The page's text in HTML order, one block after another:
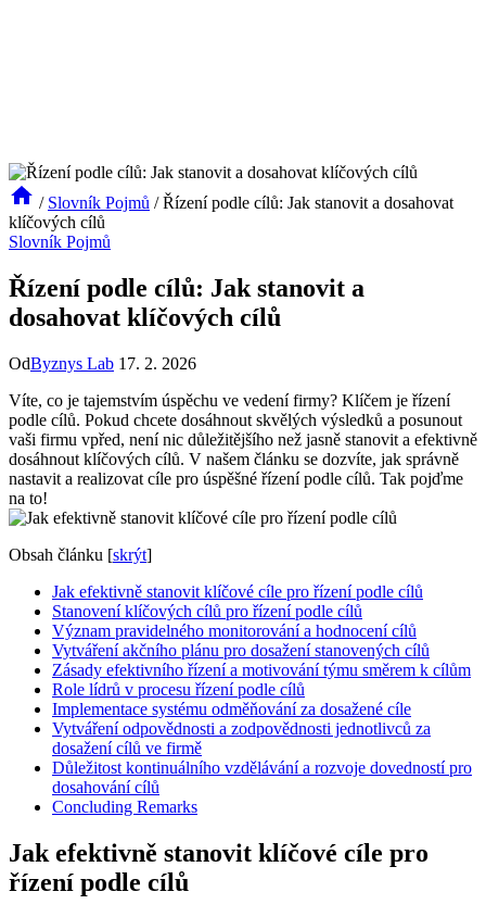
/ Slovník Pojmů / Řízení podle cílů: Jak stanovit a dosahovat
klíčových cílů
Slovník Pojmů
Řízení podle cílů: Jak stanovit a
dosahovat klíčových cílů
OdByznys Lab 17. 2. 2026
Víte, co je tajemstvím úspěchu ve vedení firmy? Klíčem je řízení
podle cílů. Pokud chcete dosáhnout skvělých výsledků a posunout
vaši firmu vpřed, není nic důležitějšího než jasně stanovit a efektivně
dosáhnout klíčových cílů. V našem článku se dozvíte, jak správně
nastavit a realizovat cíle pro úspěšné řízení podle cílů. Tak pojďme
na to!
Obsah článku [skrýt]
Jak efektivně stanovit klíčové cíle pro řízení podle cílů
Stanovení klíčových cílů pro řízení podle cílů
Význam pravidelného monitorování a hodnocení cílů
Vytváření akčního plánu pro dosažení stanovených cílů
Zásady efektivního řízení a motivování týmu směrem k cílům
Role lídrů v procesu řízení podle cílů
Implementace systému odměňování za dosažené cíle
Vytváření odpovědnosti a zodpovědnosti jednotlivců za
dosažení cílů ve firmě
Důležitost kontinuálního vzdělávání a rozvoje dovedností pro
dosahování cílů
Concluding Remarks
Jak efektivně stanovit klíčové cíle pro
řízení podle cílů